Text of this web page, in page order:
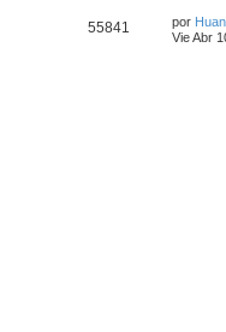
55841 por
Vie Abr